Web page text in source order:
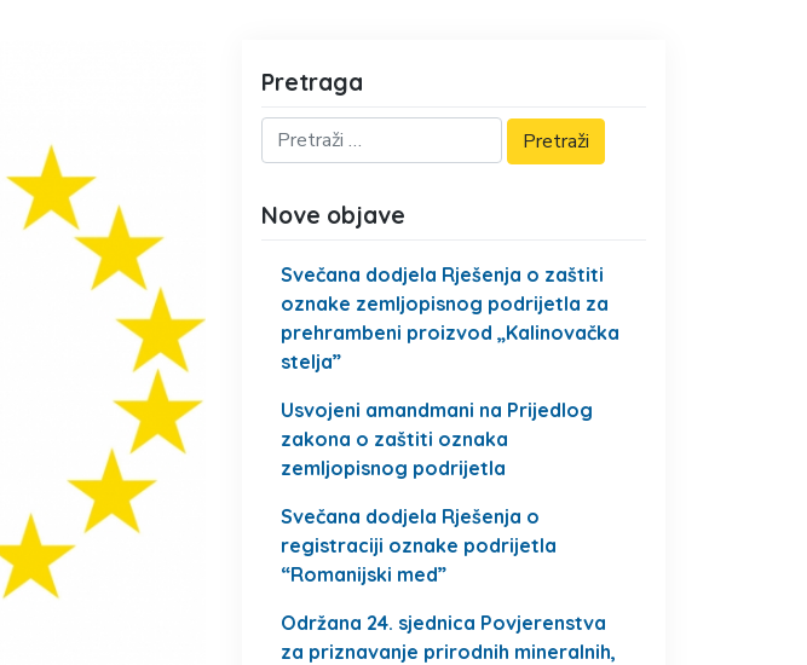
Pretraga
Nove objave
Svečana dodjela Rješenja o zaštiti
oznake zemljopisnog podrijetla za
prehrambeni proizvod „Kalinovačka
stelja”
Usvojeni amandmani na Prijedlog
zakona o zaštiti oznaka
zemljopisnog podrijetla
Svečana dodjela Rješenja o
registraciji oznake podrijetla
“Romanijski med”
Održana 24. sjednica Povjerenstva
za priznavanje prirodnih mineralnih,